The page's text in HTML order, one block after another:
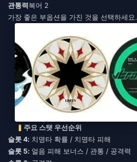
관통력복어 2
가장 좋은 부옵션을 가진 것을 선택하세요.
주요 스탯 우선순위
슬롯 4: 치명타 확률 / 치명타 피해
슬롯 5: 얼음 피해 보너스 / 관통 / 공격력